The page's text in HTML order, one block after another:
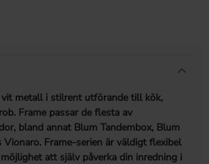
vit metall i stilrent utförande till kök,
Frame passar de flesta av
bland annat Blum Tandembox, Blum
Vionaro. Frame-serien är väldigt flexibel
att själv påverka din inredning i